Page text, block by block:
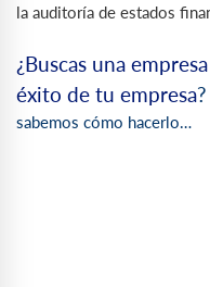
la auditoría de estados
¿Buscas una
éxito de tu empresa?
sabemos cómo hacerlo…